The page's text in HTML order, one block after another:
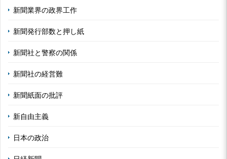
新聞業界の政界工作
新聞発行部数と押し紙
新聞社と警察の関係
新聞社の経営難
新聞紙面の批評
新自由主義
日本の政治